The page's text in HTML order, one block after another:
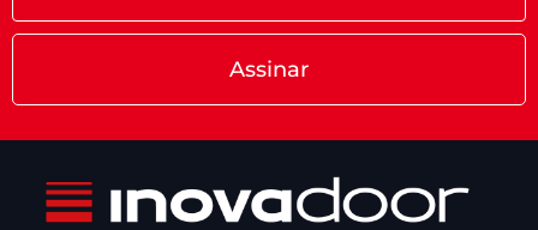
Assinar